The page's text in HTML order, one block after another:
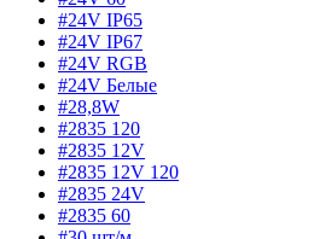
#24V IP65
#24V IP67
#24V RGB
#24V Белые
#28,8W
#2835 120
#2835 12V
#2835 12V 120
#2835 24V
#2835 60